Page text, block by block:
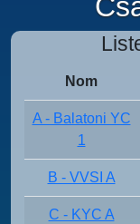
Nom
A - Balatoni YC
1
B - VVSI A
C - KYC A